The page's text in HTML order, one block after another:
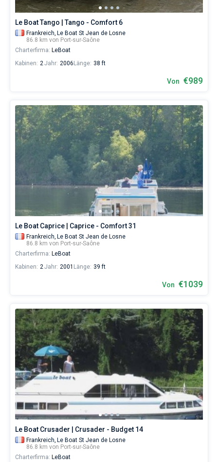
Le Boat Tango | Tango - Comfort 6
Frankreich, Le Boat St Jean de Losne
86.8 km von Port-sur-Saône
Charterfirma: LeBoat
Kabinen: 2Jahr: 2006 Länge: 38 ft
Von €989
Le Boat Caprice | Caprice - Comfort 31
Frankreich, Le Boat St Jean de Losne
86.8 km von Port-sur-Saône
Charterfirma: LeBoat
Kabinen: 2Jahr: 2001 Länge: 39 ft
Von €1039
Le Boat Crusader | Crusader - Budget 14
Frankreich, Le Boat St Jean de Losne
86.8 km von Port-sur-Saône
Charterfirma: LeBoat